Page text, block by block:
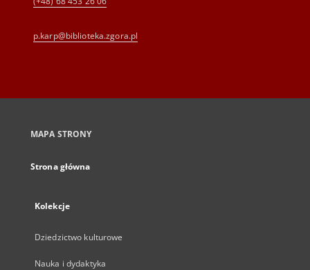
p.karp@biblioteka.zgora.pl
MAPA STRONY
Strona główna
Kolekcje
Dziedzictwo kulturowe
Nauka i dydaktyka